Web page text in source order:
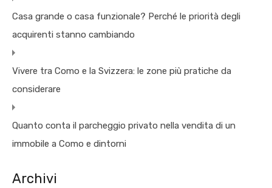
Casa grande o casa funzionale? Perché le priorità degli
acquirenti stanno cambiando
Vivere tra Como e la Svizzera: le zone più pratiche da
considerare
Quanto conta il parcheggio privato nella vendita di un
immobile a Como e dintorni
Archivi